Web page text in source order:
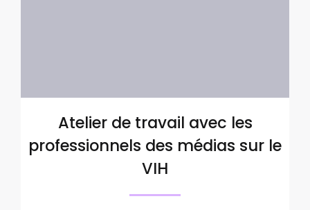
Atelier de travail avec les
professionnels des médias sur le
VIH